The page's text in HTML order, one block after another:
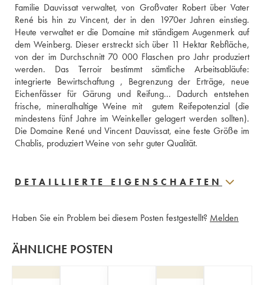
Familie Dauvissat verwaltet, von Großvater Robert über Vater
René bis hin zu Vincent, der in den 1970er Jahren einstieg.
Heute verwaltet er die Domaine mit ständigem Augenmerk auf
dem Weinberg. Dieser erstreckt sich über 11 Hektar Rebfläche,
von der im Durchschnitt 70 000 Flaschen pro Jahr produziert
werden. Das Terroir bestimmt sämtliche Arbeitsabläufe:
integrierte Bewirtschaftung , Begrenzung der Erträge, neue
Eichenfässer für Gärung und Reifung... Dadurch entstehen
frische, mineralhaltige Weine mit  gutem Reifepotenzial (die
mindestens fünf Jahre im Weinkeller gelagert werden sollten).
Die Domaine René und Vincent Dauvissat, eine feste Größe im
Chablis, produziert Weine von sehr guter Qualität.
DETAILLIERTE EIGENSCHAFTEN
Haben Sie ein Problem bei diesem Posten festgestellt? Melden
ÄHNLICHE POSTEN